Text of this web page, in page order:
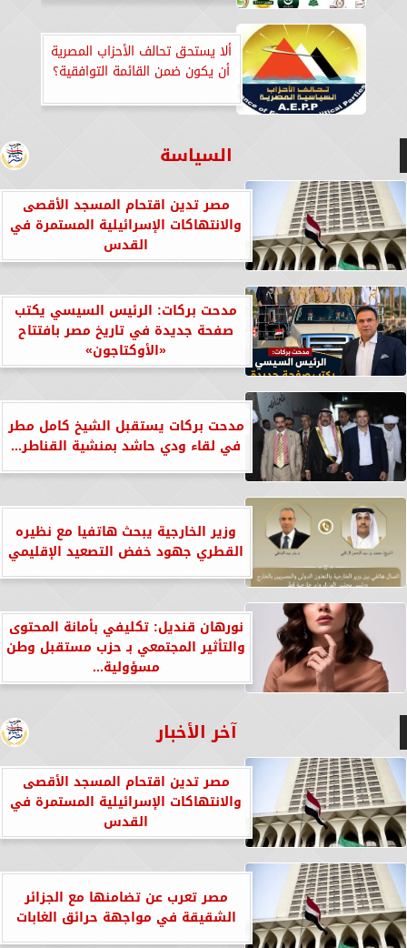
ألا يستحق تحالف الأحزاب المصرية
أن يكون ضمن القائمة التوافقية؟
السياسة
مصر تدين اقتحام المسجد الأقصى
والانتهاكات الإسرائيلية المستمرة في
القدس
مدحت بركات: الرئيس السيسي يكتب
صفحة جديدة في تاريخ مصر بافتتاح
«الأوكتاجون»
مدحت بركات يستقبل الشيخ كامل مطر
في لقاء ودي حاشد بمنشية القناطر...
وزير الخارجية يبحث هاتفيا مع نظيره
القطري جهود خفض التصعيد الإقليمي
نورهان قنديل: تكليفي بأمانة المحتوى
والتأثير المجتمعي بـ حزب مستقبل وطن
مسؤولية...
آخر الأخبار
مصر تدين اقتحام المسجد الأقصى
والانتهاكات الإسرائيلية المستمرة في
القدس
مصر تعرب عن تضامنها مع الجزائر
الشقيقة في مواجهة حرائق الغابات